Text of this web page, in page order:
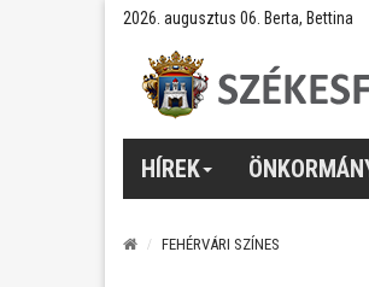
2026. augusztus 06. Berta, Bettina
HÍREK
FEHÉRVÁRI SZÍNES